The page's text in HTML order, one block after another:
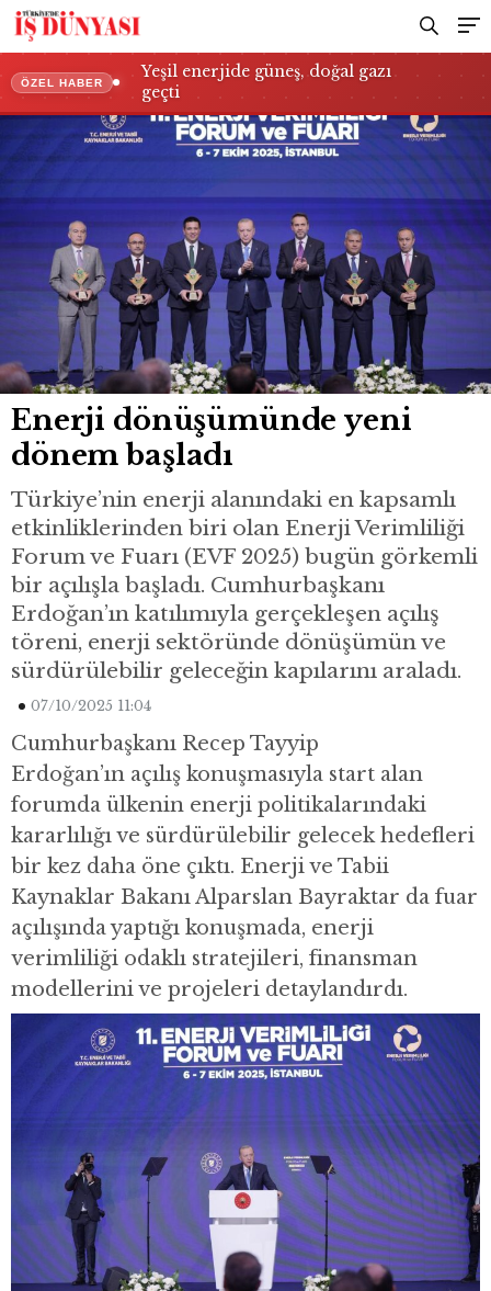
ÖZEL HABER
Yeşil enerjide güneş, doğal gazı
geçti
Enerji dönüşümünde yeni
dönem başladı
Türkiye’nin enerji alanındaki en kapsamlı
etkinliklerinden biri olan Enerji Verimliliği
Forum ve Fuarı (EVF 2025) bugün görkemli
bir açılışla başladı. Cumhurbaşkanı
Erdoğan’ın katılımıyla gerçekleşen açılış
töreni, enerji sektöründe dönüşümün ve
sürdürülebilir geleceğin kapılarını araladı.
07/10/2025 11:04
Cumhurbaşkanı Recep Tayyip
Erdoğan’ın açılış konuşmasıyla start alan
forumda ülkenin enerji politikalarındaki
kararlılığı ve sürdürülebilir gelecek hedefleri
bir kez daha öne çıktı. Enerji ve Tabii
Kaynaklar Bakanı Alparslan Bayraktar da fuar
açılışında yaptığı konuşmada, enerji
verimliliği odaklı stratejileri, finansman
modellerini ve projeleri detaylandırdı.